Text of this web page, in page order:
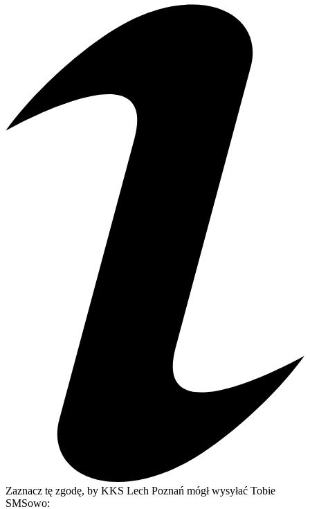
Zaznacz tę zgodę, by KKS Lech Poznań mógł wysyłać Tobie
SMSowo: